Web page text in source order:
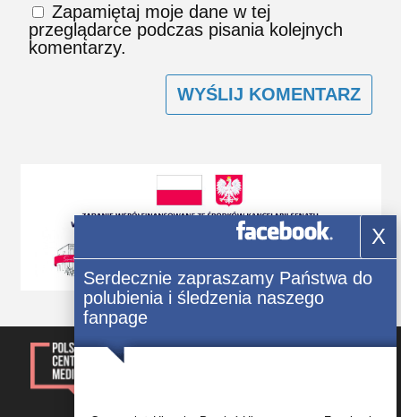
Zapamiętaj moje dane w tej
przeglądarce podczas pisania kolejnych
komentarzy.
© 2014-2023, Kwartalnik „Głos
Polonii” Wszelkie prawa
X
Serdecznie zapraszamy Państwa do
polubienia i śledzenia naszego
fanpage